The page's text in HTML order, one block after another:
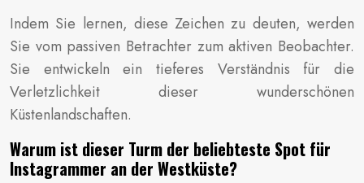
Indem Sie lernen, diese Zeichen zu deuten, werden
Sie vom passiven Betrachter zum aktiven Beobachter.
Sie entwickeln ein tieferes Verständnis für die
Verletzlichkeit dieser wunderschönen
Küstenlandschaften.
Warum ist dieser Turm der beliebteste Spot für
Instagrammer an der Westküste?